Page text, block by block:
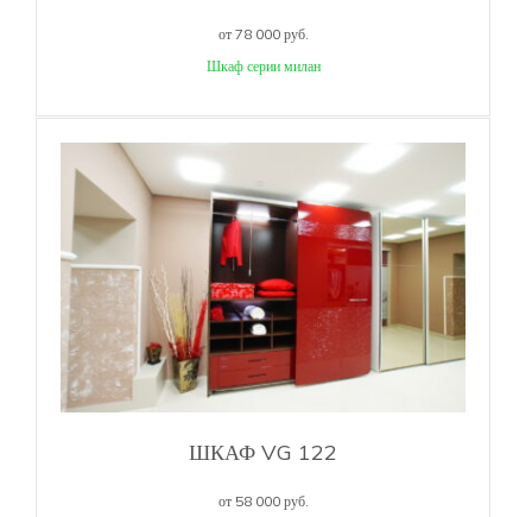
от 78 000 руб.
Шкаф серии милан
ШКАФ VG 122
от 58 000 руб.